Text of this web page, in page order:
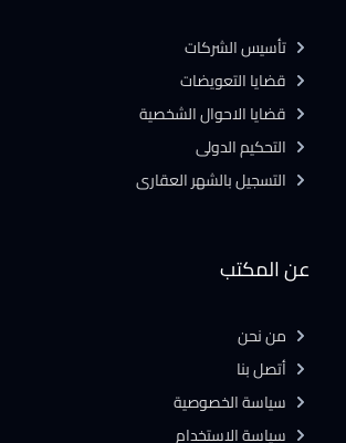
عن المكتب
من نحن
أتصل بنا
سياسة الخصوصية
سياسة الاستخدام
تأسيس الشركات
قضايا التعويضات
قضايا الاحوال الشخصية
التحكيم الدولى
التسجيل بالشهر العقارى